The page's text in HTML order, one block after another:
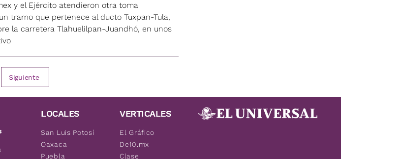
y el Ejército atendieron otra toma
tramo que pertenece al ducto Tuxpan-Tula,
la carretera Tlahuelilpan-Juandhó, en unos
Siguiente
LOCALES
San Luis Potosí
Oaxaca
Puebla
VERTICALES
El Gráfico
De10.mx
Clase